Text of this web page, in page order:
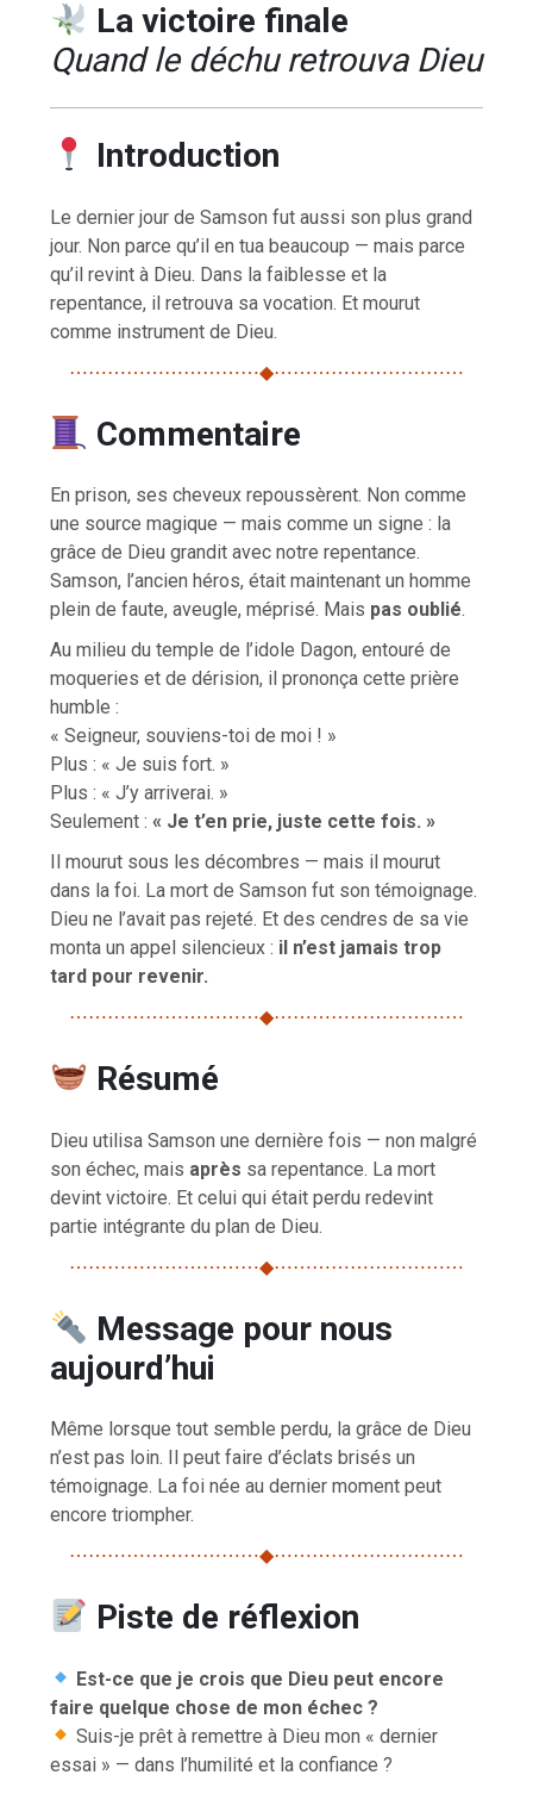
La victoire finale
Quand le déchu retrouva Dieu
Introduction
Le dernier jour de Samson fut aussi son plus grand
jour. Non parce qu’il en tua beaucoup — mais parce
qu’il revint à Dieu. Dans la faiblesse et la
repentance, il retrouva sa vocation. Et mourut
comme instrument de Dieu.
⋯⋯⋯⋯⋯⋯⋯⋯⋯⋯◆⋯⋯⋯⋯⋯⋯⋯⋯⋯⋯
Commentaire
En prison, ses cheveux repoussèrent. Non comme
une source magique — mais comme un signe : la
grâce de Dieu grandit avec notre repentance.
Samson, l’ancien héros, était maintenant un homme
plein de faute, aveugle, méprisé. Mais pas oublié.
Au milieu du temple de l’idole Dagon, entouré de
moqueries et de dérision, il prononça cette prière
humble :
« Seigneur, souviens-toi de moi ! »
Plus : « Je suis fort. »
Plus : « J’y arriverai. »
Seulement :« Je t’en prie, juste cette fois. »
Il mourut sous les décombres — mais il mourut
dans la foi. La mort de Samson fut son témoignage.
Dieu ne l’avait pas rejeté. Et des cendres de sa vie
monta un appel silencieux : il n’est jamais trop
tard pour revenir.
⋯⋯⋯⋯⋯⋯⋯⋯⋯⋯◆⋯⋯⋯⋯⋯⋯⋯⋯⋯⋯
Résumé
Dieu utilisa Samson une dernière fois — non malgré
son échec, mais après sa repentance. La mort
devint victoire. Et celui qui était perdu redevint
partie intégrante du plan de Dieu.
⋯⋯⋯⋯⋯⋯⋯⋯⋯⋯◆⋯⋯⋯⋯⋯⋯⋯⋯⋯⋯
Message pour nous
aujourd’hui
Même lorsque tout semble perdu, la grâce de Dieu
n’est pas loin. Il peut faire d’éclats brisés un
témoignage. La foi née au dernier moment peut
encore triompher.
⋯⋯⋯⋯⋯⋯⋯⋯⋯⋯◆⋯⋯⋯⋯⋯⋯⋯⋯⋯⋯
Piste de réflexion
Est-ce que je crois que Dieu peut encore
faire quelque chose de mon échec ?
Suis-je prêt à remettre à Dieu mon « dernier
essai » — dans l’humilité et la confiance ?